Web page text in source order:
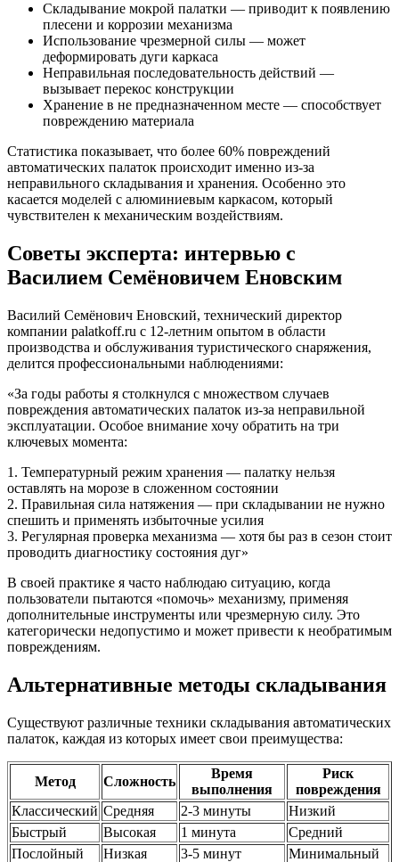
Складывание мокрой палатки — приводит к появлению
плесени и коррозии механизма
Использование чрезмерной силы — может
деформировать дуги каркаса
Неправильная последовательность действий —
вызывает перекос конструкции
Хранение в не предназначенном месте — способствует
повреждению материала
Статистика показывает, что более 60% повреждений
автоматических палаток происходит именно из-за
неправильного складывания и хранения. Особенно это
касается моделей с алюминиевым каркасом, который
чувствителен к механическим воздействиям.
Советы эксперта: интервью с
Василием Семёновичем Еновским
Василий Семёнович Еновский, технический директор
компании palatkoff.ru с 12-летним опытом в области
производства и обслуживания туристического снаряжения,
делится профессиональными наблюдениями:
«За годы работы я столкнулся с множеством случаев
повреждения автоматических палаток из-за неправильной
эксплуатации. Особое внимание хочу обратить на три
ключевых момента:
1. Температурный режим хранения — палатку нельзя
оставлять на морозе в сложенном состоянии
2. Правильная сила натяжения — при складывании не нужно
спешить и применять избыточные усилия
3. Регулярная проверка механизма — хотя бы раз в сезон стоит
проводить диагностику состояния дуг»
В своей практике я часто наблюдаю ситуацию, когда
пользователи пытаются «помочь» механизму, применяя
дополнительные инструменты или чрезмерную силу. Это
категорически недопустимо и может привести к необратимым
повреждениям.
Альтернативные методы складывания
Существуют различные техники складывания автоматических
палаток, каждая из которых имеет свои преимущества:
Метод Сложность
Время
выполнения
Риск
повреждения
Классический Средняя 2-3 минуты
Низкий
Быстрый
Высокая 1 минута
Средний
Послойный
Низкая 3-5 минут Минимальный